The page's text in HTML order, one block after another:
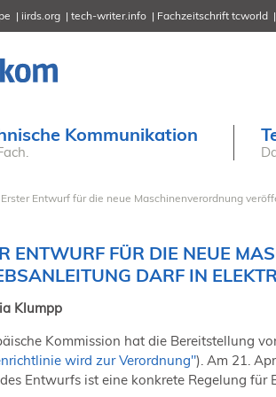
iirds.org tech-writer.info Fachzeitschrift tcworld
Kommunikation
Erster Entwurf für die neue Maschinenverordnung
ENTWURF FÜR DIE NEUE
DARF IN
Klumpp
Kommission hat die Bereitstellung
wird zur Verordnung"). Am 21.
Entwurfs ist eine konkrete Regelung für